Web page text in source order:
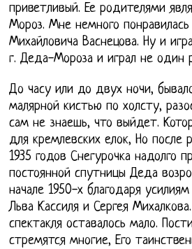
приветливый. Ее родителями
Мороз. Мне немного понравилась
Михайловича Васнецова. Ну и
г. Деда-Мороза и играл не один
До часу или до двух ночи,
малярной кистью по холсту,
сам не знаешь, что выйдет.
для кремлевских елок, Но после
1935 годов Снегурочка надолго
постоянной спутницы Деда
начале 1950-х благодаря
Льва Кассиля и Сергея
спектакля оставалось мало.
стремятся многие, Его